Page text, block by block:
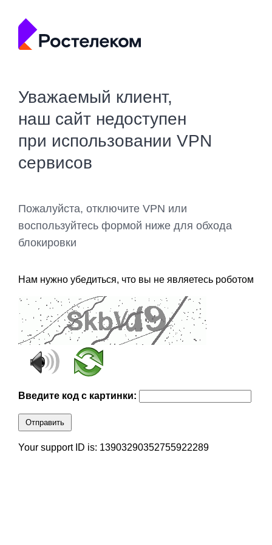
Уважаемый клиент,
наш сайт недоступен
при использовании VPN
сервисов
Пожалуйста, отключите VPN или
воспользуйтесь формой ниже для обхода
блокировки
Нам нужно убедиться, что вы не являетесь роботом
Введите код с картинки:
Отправить
Your support ID is: 13903290352755922289